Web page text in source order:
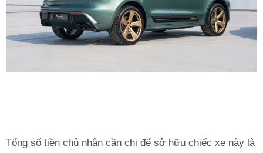
Tổng số tiền chủ nhân cần chi để sở hữu chiếc xe này là